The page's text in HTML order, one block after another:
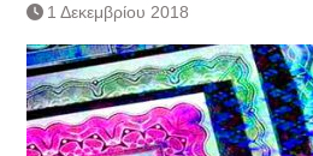
1 Δεκεμβρίου 2018